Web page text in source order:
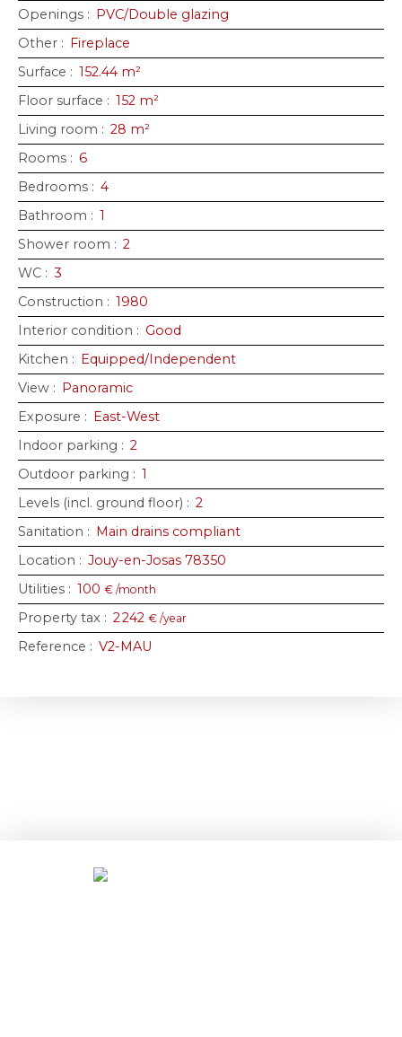
Openings : PVC/Double glazing
Other : Fireplace
Surface : 152.44 m²
Floor surface : 152 m²
Living room : 28 m²
Rooms : 6
Bedrooms : 4
Bathroom : 1
Shower room : 2
WC : 3
Construction : 1980
Interior condition : Good
Kitchen : Equipped/Independent
View : Panoramic
Exposure : East-West
Indoor parking : 2
Outdoor parking : 1
Levels (incl. ground floor) : 2
Sanitation : Main drains compliant
Location : Jouy-en-Josas 78350
Utilities : 100 € /month
Property tax : 2 242 € /year
Reference : V2-MAU